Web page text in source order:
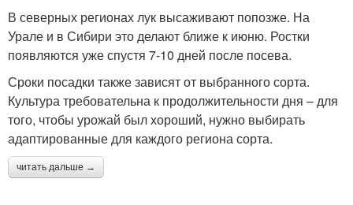
В северных регионах лук высаживают попозже. На
Урале и в Сибири это делают ближе к июню. Ростки
появляются уже спустя 7-10 дней после посева.
Сроки посадки также зависят от выбранного сорта.
Культура требовательна к продолжительности дня – для
того, чтобы урожай был хороший, нужно выбирать
адаптированные для каждого региона сорта.
читать дальше →